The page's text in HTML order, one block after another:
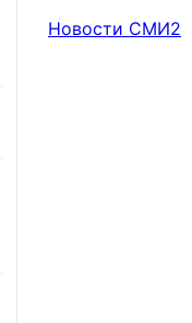
Новости СМИ2